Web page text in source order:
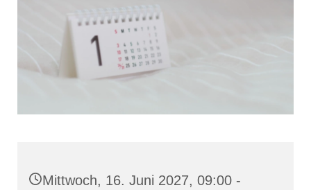
Mittwoch, 16. Juni 2027, 09:00 -